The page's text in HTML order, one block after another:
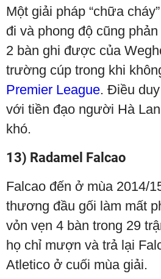
Một giải pháp “chữa
đi và phong độ cũng
2 bàn ghi được của
trường cúp trong khi
Premier League. Điều
với tiền đạo người Hà
khó.
13) Radamel Falcao
Falcao đến ở mùa 2014/
thương đầu gối làm mất
vỏn vẹn 4 bàn trong 29
họ chỉ mượn và trả lại
Atletico ở cuối mùa giải.